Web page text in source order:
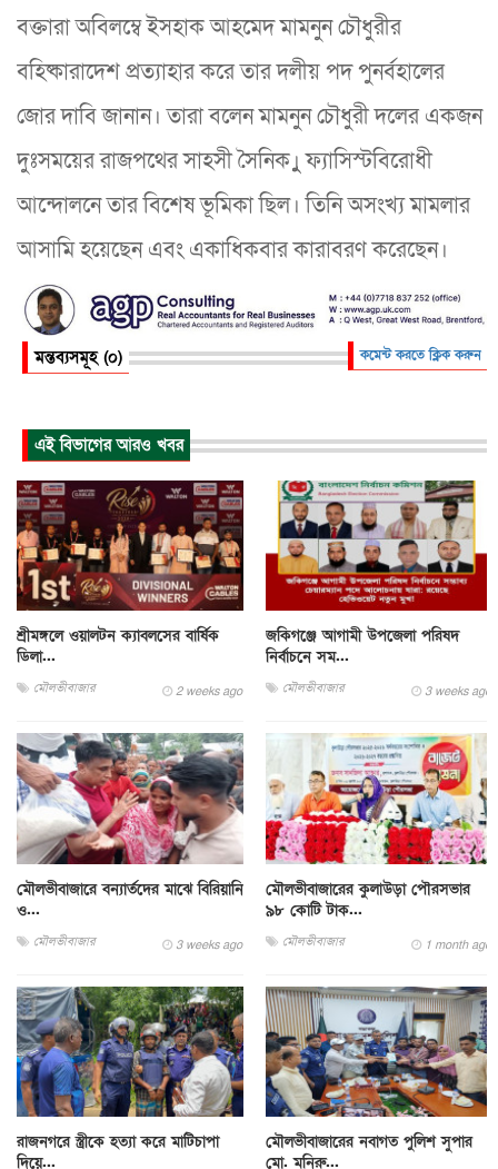
বক্তারা অবিলম্বে ইসহাক আহমেদ মামনুন চৌধুরীর
বহিষ্কারাদেশ প্রত্যাহার করে তার দলীয় পদ পুনর্বহালের
জোর দাবি জানান। তারা বলেন মামনুন চৌধুরী দলের একজন
দুঃসময়ের রাজপথের সাহসী সৈনিক।ুু ফ্যাসিস্টবিরোধী
আন্দোলনে তার বিশেষ ভূমিকা ছিল। তিনি অসংখ্য মামলার
আসামি হয়েছেন এবং একাধিকবার কারাবরণ করেছেন।
মন্তব্যসমূহ (০) কমেন্ট করতে ক্লিক করুন
এই বিভাগের আরও খবর
শ্রীমঙ্গলে ওয়ালটন ক্যাবলসের বার্ষিক
ডিলা...
মৌলভীবাজার 2 weeks ago
জকিগঞ্জে আগামী উপজেলা পরিষদ
নির্বাচনে সম...
মৌলভীবাজার 3 weeks ago
মৌলভীবাজারে বন্যার্তদের মাঝে বিরিয়ানি
ও...
মৌলভীবাজার 3 weeks ago
মৌলভীবাজারের কুলাউড়া পৌরসভার
৯৮ কোটি টাক...
মৌলভীবাজার 1 month ago
রাজনগরে স্ত্রীকে হত্যা করে মাটিচাপা
দিয়ে...
মৌলভীবাজারের নবাগত পুলিশ সুপার
মো. মনিরু...